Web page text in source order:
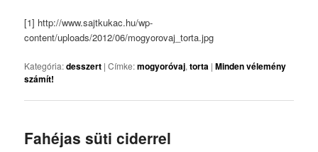
[1] http://www.sajtkukac.hu/wp-
content/uploads/2012/06/mogyorovaj_torta.jpg
Kategória:desszert |Címke:mogyoróvaj,torta |Minden vélemény
számít!
Fahéjas süti ciderrel